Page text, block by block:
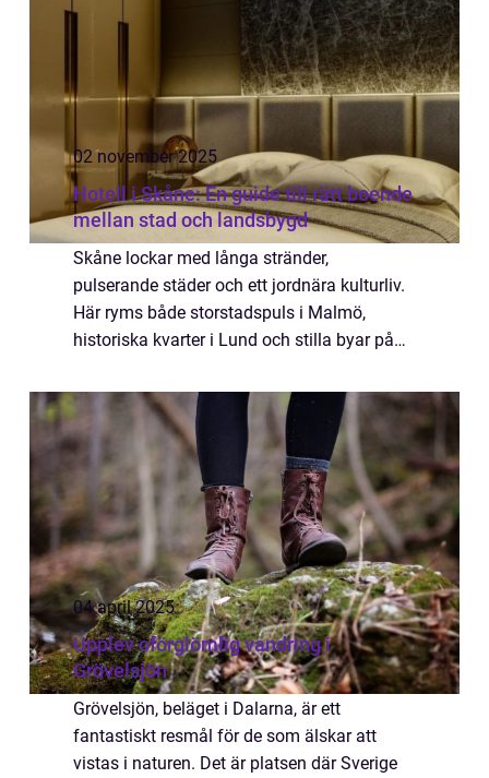
02 november 2025
Hotell i Skåne: En guide till rätt boende
mellan stad och landsbygd
Skåne lockar med långa stränder,
pulserande städer och ett jordnära kulturliv.
Här ryms både storstadspuls i Malmö,
historiska kvarter i Lund och stilla byar på
04 april 2025
Upplev oförglömlig vandring i
Grövelsjön
Grövelsjön, beläget i Dalarna, är ett
fantastiskt resmål för de som älskar att
vistas i naturen. Det är platsen där Sverige